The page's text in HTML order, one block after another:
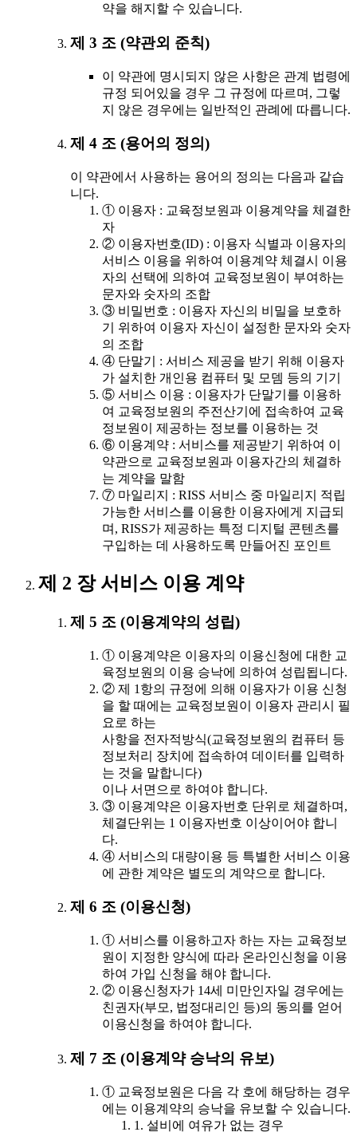
약을 해지할 수 있습니다.
제 3 조 (약관외 준칙)
이 약관에 명시되지 않은 사항은 관계 법령에
규정 되어있을 경우 그 규정에 따르며, 그렇
지 않은 경우에는 일반적인 관례에 따릅니다.
제 4 조 (용어의 정의)
이 약관에서 사용하는 용어의 정의는 다음과 같습
니다.
① 이용자 : 교육정보원과 이용계약을 체결한
자
② 이용자번호(ID) : 이용자 식별과 이용자의
서비스 이용을 위하여 이용계약 체결시 이용
자의 선택에 의하여 교육정보원이 부여하는
문자와 숫자의 조합
③ 비밀번호 : 이용자 자신의 비밀을 보호하
기 위하여 이용자 자신이 설정한 문자와 숫자
의 조합
④ 단말기 : 서비스 제공을 받기 위해 이용자
가 설치한 개인용 컴퓨터 및 모뎀 등의 기기
⑤ 서비스 이용 : 이용자가 단말기를 이용하
여 교육정보원의 주전산기에 접속하여 교육
정보원이 제공하는 정보를 이용하는 것
⑥ 이용계약 : 서비스를 제공받기 위하여 이
약관으로 교육정보원과 이용자간의 체결하
는 계약을 말함
⑦ 마일리지 : RISS 서비스 중 마일리지 적립
가능한 서비스를 이용한 이용자에게 지급되
며, RISS가 제공하는 특정 디지털 콘텐츠를
구입하는 데 사용하도록 만들어진 포인트
제 2 장 서비스 이용 계약
제 5 조 (이용계약의 성립)
① 이용계약은 이용자의 이용신청에 대한 교
육정보원의 이용 승낙에 의하여 성립됩니다.
② 제 1항의 규정에 의해 이용자가 이용 신청
을 할 때에는 교육정보원이 이용자 관리시 필
요로 하는
사항을 전자적방식(교육정보원의 컴퓨터 등
정보처리 장치에 접속하여 데이터를 입력하
는 것을 말합니다)
이나 서면으로 하여야 합니다.
③ 이용계약은 이용자번호 단위로 체결하며,
체결단위는 1 이용자번호 이상이어야 합니
다.
④ 서비스의 대량이용 등 특별한 서비스 이용
에 관한 계약은 별도의 계약으로 합니다.
제 6 조 (이용신청)
① 서비스를 이용하고자 하는 자는 교육정보
원이 지정한 양식에 따라 온라인신청을 이용
하여 가입 신청을 해야 합니다.
② 이용신청자가 14세 미만인자일 경우에는
친권자(부모, 법정대리인 등)의 동의를 얻어
이용신청을 하여야 합니다.
제 7 조 (이용계약 승낙의 유보)
① 교육정보원은 다음 각 호에 해당하는 경우
에는 이용계약의 승낙을 유보할 수 있습니다.
1. 설비에 여유가 없는 경우